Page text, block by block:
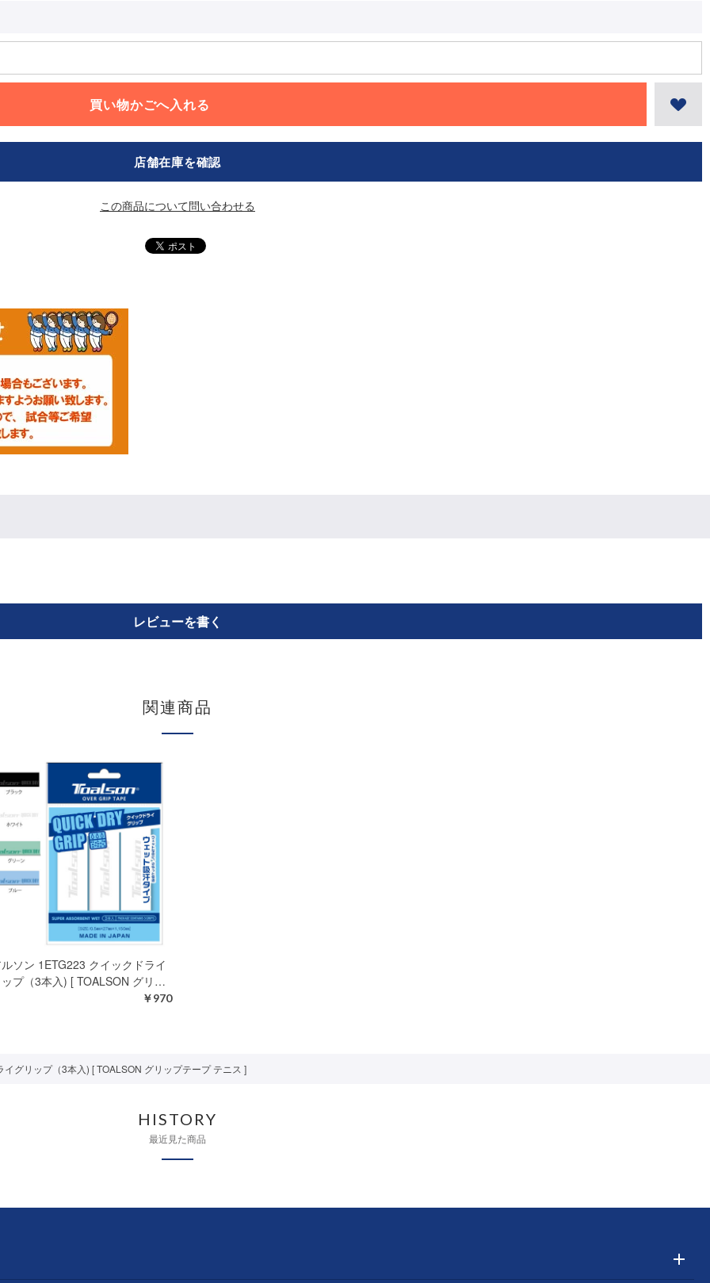
店舗在庫を確認
この商品について問い合わせる
レビューを書く
関連商品
ソン 1ETG223 クイックドライ
プ（3本入) [ TOALSON グリ…
￥970
グリップ（3本入) [ TOALSON グリップテープ テニス ]
HISTORY
最近見た商品